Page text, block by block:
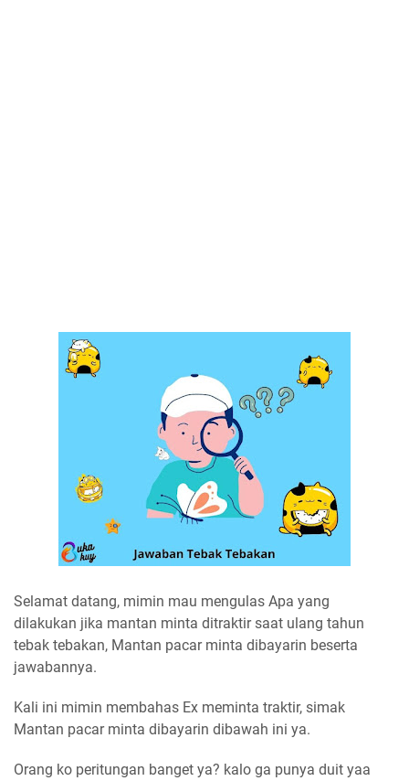
Selamat datang, mimin mau mengulas Apa yang
dilakukan jika mantan minta ditraktir saat ulang tahun
tebak tebakan, Mantan pacar minta dibayarin beserta
jawabannya.
Kali ini mimin membahas Ex meminta traktir, simak
Mantan pacar minta dibayarin dibawah ini ya.
Orang ko peritungan banget ya? kalo ga punya duit yaa